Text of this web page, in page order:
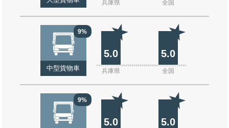
兵庫県 全国
9%
中型貨物車
5.0 5.0
兵庫県 全国
9%
5.0 5.0